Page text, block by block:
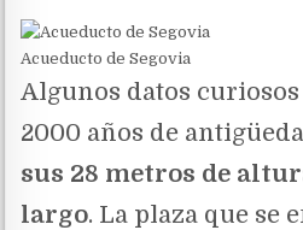
Acueducto de Segovia
Algunos datos curiosos
2000 años de
sus 28 metros de
largo. La plaza que se